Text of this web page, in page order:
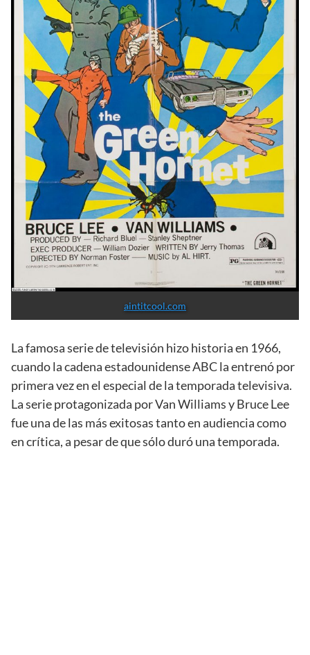
aintitcool.com
La famosa serie de televisión hizo historia en 1966,
cuando la cadena estadounidense ABC la entrenó por
primera vez en el especial de la temporada televisiva.
La serie protagonizada por Van Williams y Bruce Lee
fue una de las más exitosas tanto en audiencia como
en crítica, a pesar de que sólo duró una temporada.